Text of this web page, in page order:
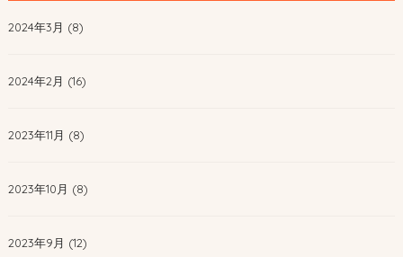
2024年3月 (8)
2024年2月 (16)
2023年11月 (8)
2023年10月 (8)
2023年9月 (12)